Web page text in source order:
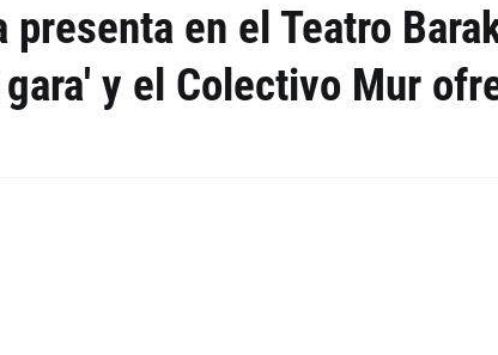
presenta en el Teatro
y el Colectivo Mur